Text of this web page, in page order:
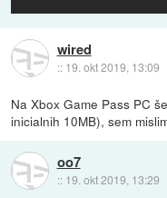
wired
:: 19. okt 2019, 13:09
Na Xbox Game Pass PC
inicialnih 10MB), sem
oo7
:: 19. okt 2019, 13:29